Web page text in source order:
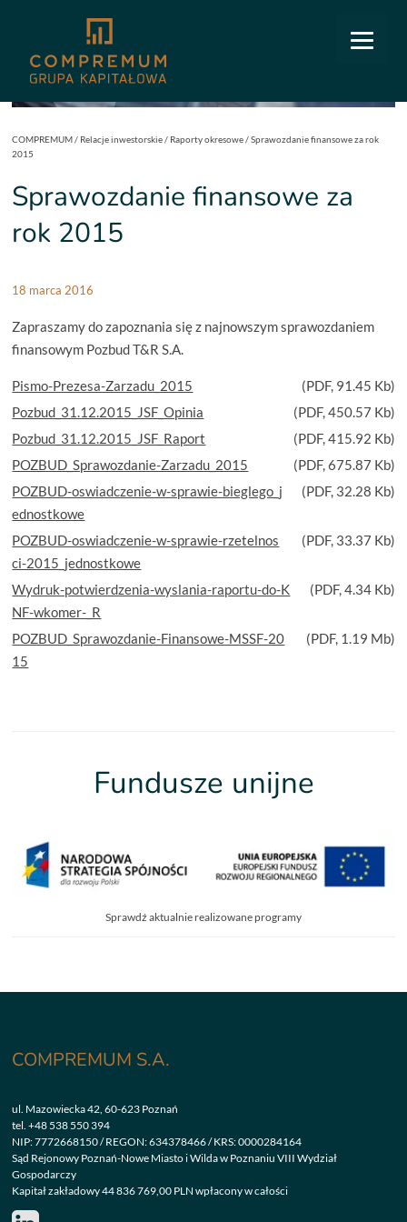
COMPREMUM/ Relacje inwestorskie/ Raporty okresowe/Sprawozdanie finansowe za rok
2015
Sprawozdanie finansowe za
rok 2015
18 marca 2016
Zapraszamy do zapoznania się z najnowszym sprawozdaniem
finansowym Pozbud T&R S.A.
Pismo-Prezesa-Zarzadu_2015 (PDF, 91.45 Kb)
Pozbud_31.12.2015_JSF_Opinia
(PDF, 450.57 Kb)
Pozbud_31.12.2015_JSF_Raport
(PDF, 415.92 Kb)
POZBUD_Sprawozdanie-Zarzadu_2015
(PDF, 675.87 Kb)
POZBUD-oswiadczenie-w-sprawie-bieglego_j
ednostkowe
(PDF, 32.28 Kb)
POZBUD-oswiadczenie-w-sprawie-rzetelnos
ci-2015_jednostkowe
(PDF, 33.37 Kb)
Wydruk-potwierdzenia-wyslania-raportu-do-K
NF-wkomer-_R
(PDF, 4.34 Kb)
POZBUD_Sprawozdanie-Finansowe-MSSF-20
15
(PDF, 1.19 Mb)
Fundusze unijne
Sprawdź aktualnie realizowane programy
COMPREMUM S.A.
ul. Mazowiecka 42, 60-623 Poznań
tel.+48 538 550 394
NIP: 7772668150 / REGON: 634378466 / KRS: 0000284164
Sąd Rejonowy Poznań-Nowe Miasto i Wilda w Poznaniu VIII Wydział
Gospodarczy
Kapitał zakładowy 44 836 769,00 PLN wpłacony w całości